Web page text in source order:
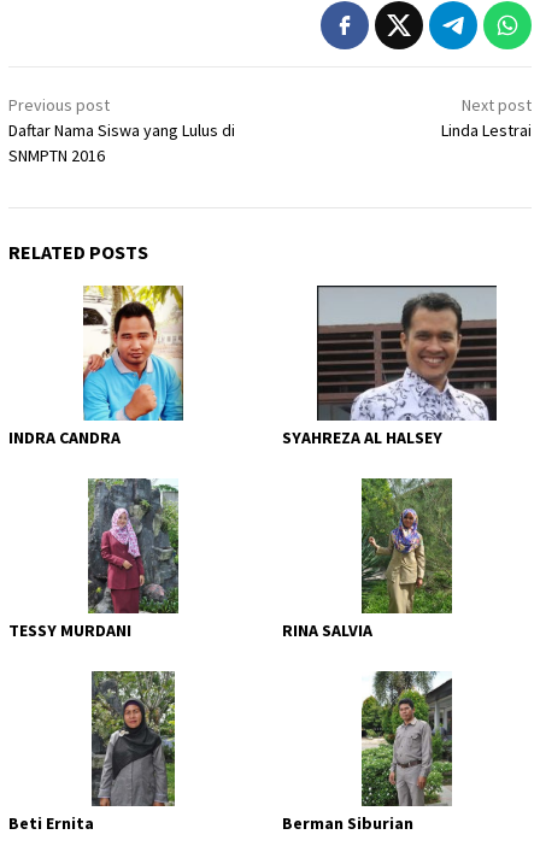
Post
navigation
Previous post
Daftar Nama Siswa yang Lulus di
SNMPTN 2016
Next post
Linda Lestrai
RELATED POSTS
INDRA CANDRA SYAHREZA AL HALSEY
TESSY MURDANI RINA SALVIA
Beti Ernita Berman Siburian